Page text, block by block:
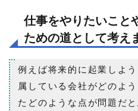
仕事をやりたいこと
ための道として考え
例えば将来的に起業しよ
属している会社がどのよ
たどのような点が問題だ